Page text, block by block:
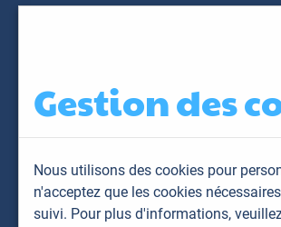
Gestion des
Nous utilisons des cookies pour
n'acceptez que les cookies
suivi. Pour plus d'informations,